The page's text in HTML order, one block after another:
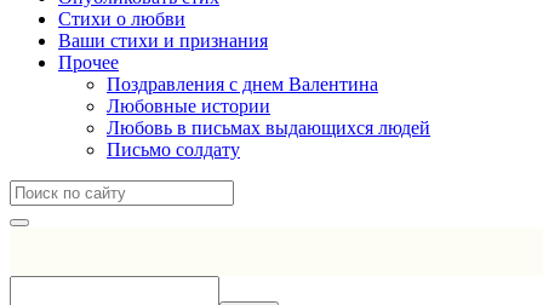
Стихи о любви
Ваши стихи и признания
Прочее
Поздравления с днем Валентина
Любовные истории
Любовь в письмах выдающихся людей
Письмо солдату